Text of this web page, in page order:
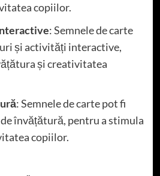
copiilor.
: Semnele de carte
și activități interactive,
și creativitatea
: Semnele de carte pot fi
învățătură, pentru a stimula
copiilor.